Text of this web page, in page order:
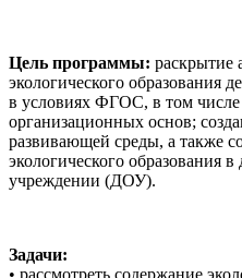
Цель программы: раскрытие
экологического образования
в условиях ФГОС, в том числе
организационных основ;
развивающей среды, а также
экологического образования
учреждении (ДОУ).
Задачи: